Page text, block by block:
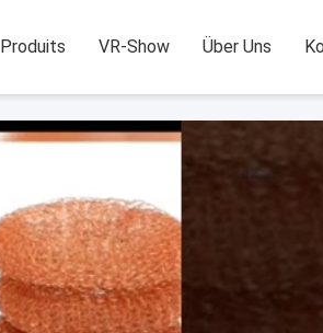
Produits VR-Show Über Uns